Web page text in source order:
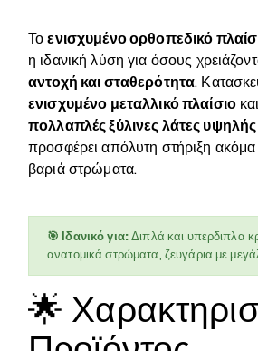
Τοενισχυμένο ορθοπεδικό
η ιδανική λύση για όσους
αντοχή και σταθερότητα.
ενισχυμένο μεταλλικό πλαίσιο
πολλαπλές ξύλινες λάτες
προσφέρει απόλυτη στήριξη ακόμα
βαριά στρώματα.
🎯 Ιδανικό για:Διπλά και υπερδιπλα
ανατομικά στρώματα, ζευγάρια με
🌟